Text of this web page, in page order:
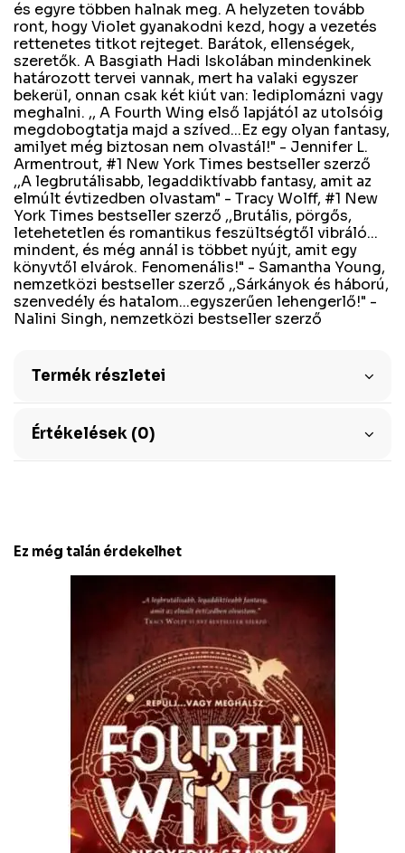
és egyre többen halnak meg. A helyzeten tovább
ront, hogy Violet gyanakodni kezd, hogy a vezetés
rettenetes titkot rejteget. Barátok, ellenségek,
szeretők. A Basgiath Hadi Iskolában mindenkinek
határozott tervei vannak, mert ha valaki egyszer
bekerül, onnan csak két kiút van: lediplomázni vagy
meghalni. ,, A Fourth Wing első lapjától az utolsóig
megdobogtatja majd a szíved...Ez egy olyan fantasy,
amilyet még biztosan nem olvastál!" - Jennifer L.
Armentrout, #1 New York Times bestseller szerző
,,A legbrutálisabb, legaddiktívabb fantasy, amit az
elmúlt évtizedben olvastam" - Tracy Wolff, #1 New
York Times bestseller szerző ,,Brutális, pörgős,
letehetetlen és romantikus feszültségtől vibráló...
mindent, és még annál is többet nyújt, amit egy
könyvtől elvárok. Fenomenális!" - Samantha Young,
nemzetközi bestseller szerző ,,Sárkányok és háború,
szenvedély és hatalom...egyszerűen lehengerlő!" -
Nalini Singh, nemzetközi bestseller szerző
Termék részletei
Értékelések (0)
Ez még talán érdekelhet